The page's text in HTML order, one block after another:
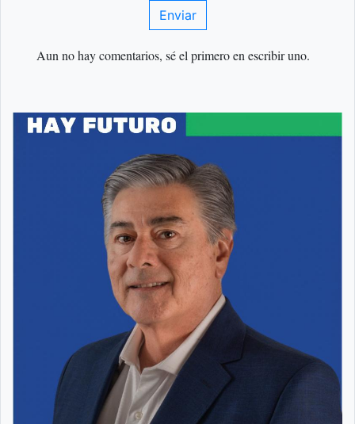
Enviar
Aun no hay comentarios, sé el primero en escribir uno.